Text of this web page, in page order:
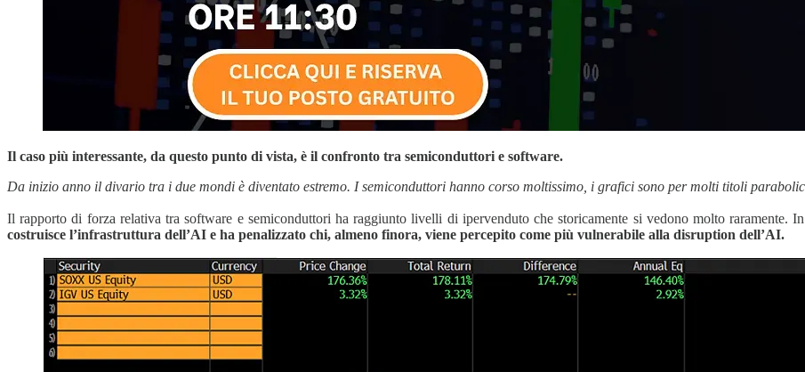
Il caso più interessante, da questo punto di vista, è il confronto tra semiconduttori e software.
Da inizio anno il divario tra i due mondi è diventato estremo. I semiconduttori hanno corso moltissimo, i grafici sono per molti titoli
Il rapporto di forza relativa tra software e semiconduttori ha raggiunto livelli di ipervenduto che storicamente si vedono molto raramente.
costruisce l’infrastruttura dell’AI e ha penalizzato chi, almeno finora, viene percepito come più vulnerabile alla disruption dell’AI.